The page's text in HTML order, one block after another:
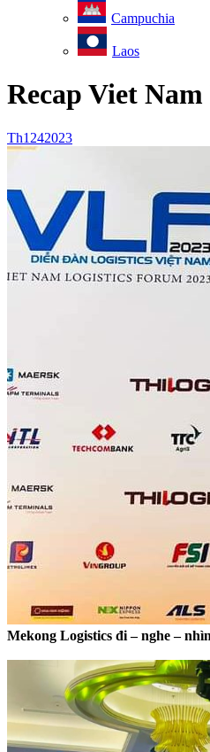
Campuchia
Laos
Recap Viet
Th1242023
Mekong Logistics đi – nghe –